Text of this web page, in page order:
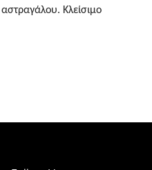
Κλείσιμο